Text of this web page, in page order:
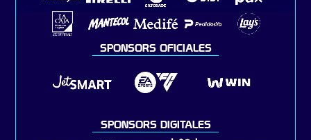
SPONSORS OFICIALES
SPONSORS DIGITALES